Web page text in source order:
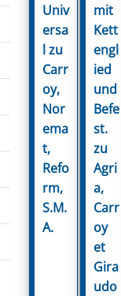
Univ
ersa
l zu
Carr
oy,
Nor
ema
t,
Refo
rm,
S.M.
A.
mit
Kett
engl
ied
und
Befe
st.
zu
Agri
a,
Carr
oy
et
Gira
udo